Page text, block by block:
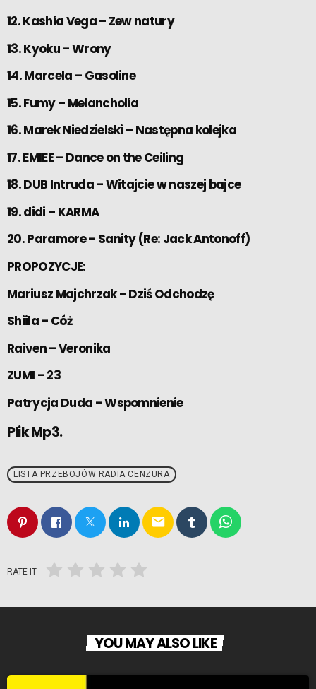
12. Kashia Vega – Zew natury
13. Kyoku – Wrony
14. Marcela – Gasoline
15. Fumy – Melancholia
16. Marek Niedzielski – Następna kolejka
17. EMIEE – Dance on the Ceiling
18. DUB Intruda – Witajcie w naszej bajce
19. didi – KARMA
20. Paramore – Sanity (Re: Jack Antonoff)
PROPOZYCJE:
Mariusz Majchrzak – Dziś Odchodzę
Shiila – Cóż
Raiven – Veronika
ZUMI – 23
Patrycja Duda – Wspomnienie
Plik Mp3.
LISTA PRZEBOJÓW RADIA CENZURA
email
RATE IT
YOU MAY ALSO LIKE